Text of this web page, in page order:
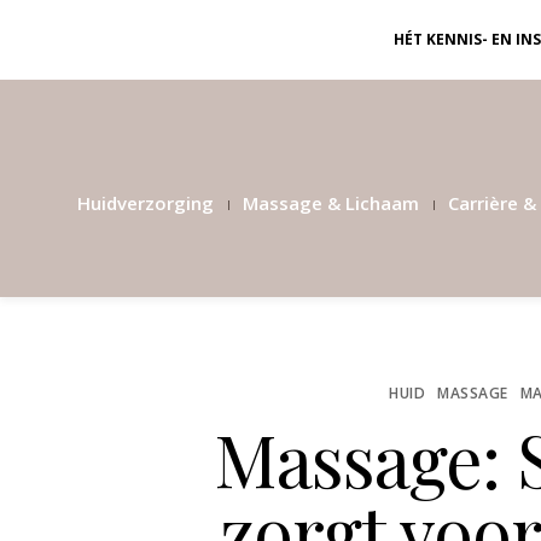
HÉT KENNIS- EN
Huidverzorging Massage & Lichaam Carrière
HUID MASSAGE